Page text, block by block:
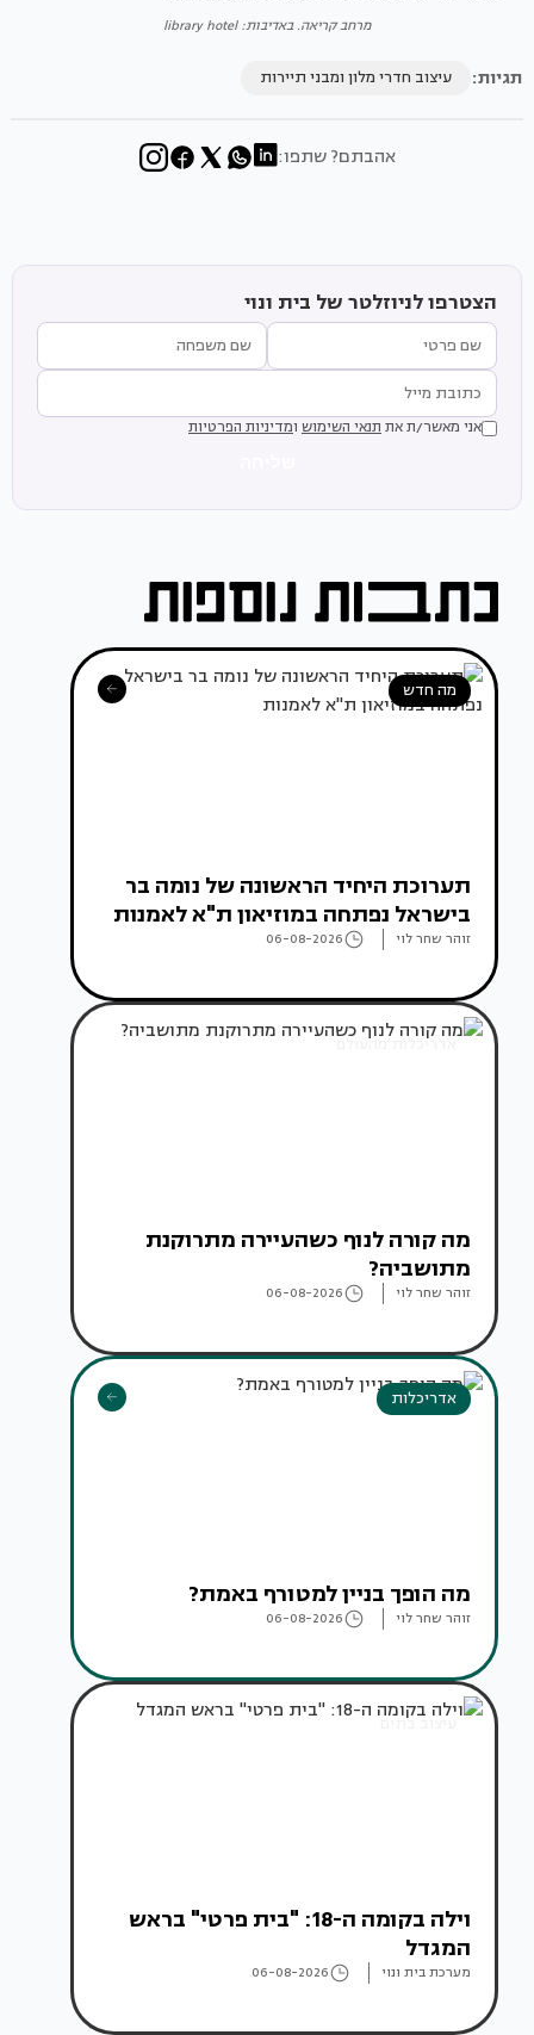
מרחב קריאה. באדיבות: library hotel
תגיות: עיצוב חדרי מלון ומבני תיירות
אהבתם? שתפו:
הצטרפו לניוזלטר של בית ונוי
אני מאשר/ת את תנאי השימוש ומדיניות הפרטיות
מה חדש
תערוכת היחיד הראשונה של נומה בר
בישראל נפתחה במוזיאון ת"א לאמנות
זוהר שחר לוי 06-08-2026
אדריכלות מהעולם
מה קורה לנוף כשהעיירה מתרוקנת
מתושביה?
זוהר שחר לוי 06-08-2026
אדריכלות
מה הופך בניין למטורף באמת?
זוהר שחר לוי 06-08-2026
עיצוב בתים
וילה בקומה ה-18: "בית פרטי" בראש
המגדל
מערכת בית ונוי 06-08-2026